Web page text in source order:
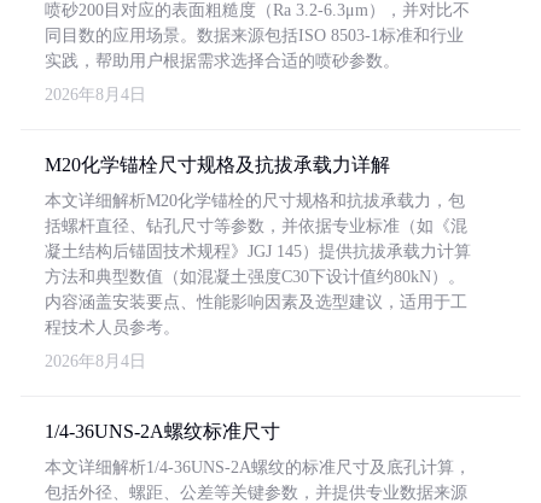
喷砂200目对应的表面粗糙度（Ra 3.2-6.3μm），并对比不
同目数的应用场景。数据来源包括ISO 8503-1标准和行业
实践，帮助用户根据需求选择合适的喷砂参数。
2026年8月4日
M20化学锚栓尺寸规格及抗拔承载力详解
本文详细解析M20化学锚栓的尺寸规格和抗拔承载力，包
括螺杆直径、钻孔尺寸等参数，并依据专业标准（如《混
凝土结构后锚固技术规程》JGJ 145）提供抗拔承载力计算
方法和典型数值（如混凝土强度C30下设计值约80kN）。
内容涵盖安装要点、性能影响因素及选型建议，适用于工
程技术人员参考。
2026年8月4日
1/4-36UNS-2A螺纹标准尺寸
本文详细解析1/4-36UNS-2A螺纹的标准尺寸及底孔计算，
包括外径、螺距、公差等关键参数，并提供专业数据来源